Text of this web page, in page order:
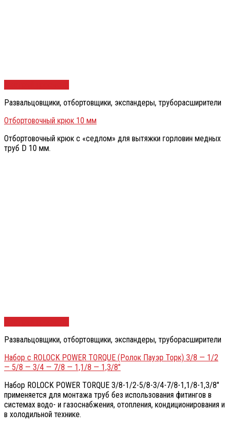
Развальцовщики, отбортовщики, экспандеры, труборасширители
Отбортовочный крюк 10 мм
Отбортовочный крюк с «седлом» для вытяжки горловин медных
труб D 10 мм.
Развальцовщики, отбортовщики, экспандеры, труборасширители
Набор с ROLOCK POWER TORQUE (Ролок Пауэр Торк) 3/8 — 1/2
— 5/8 — 3/4 — 7/8 — 1,1/8 — 1,3/8″
Набор ROLOCK POWER TORQUE 3/8-1/2-5/8-3/4-7/8-1,1/8-1,3/8″
применяется для монтажа труб без использования фитингов в
системах водо- и газоснабжения, отопления, кондиционирования и
в холодильной технике.